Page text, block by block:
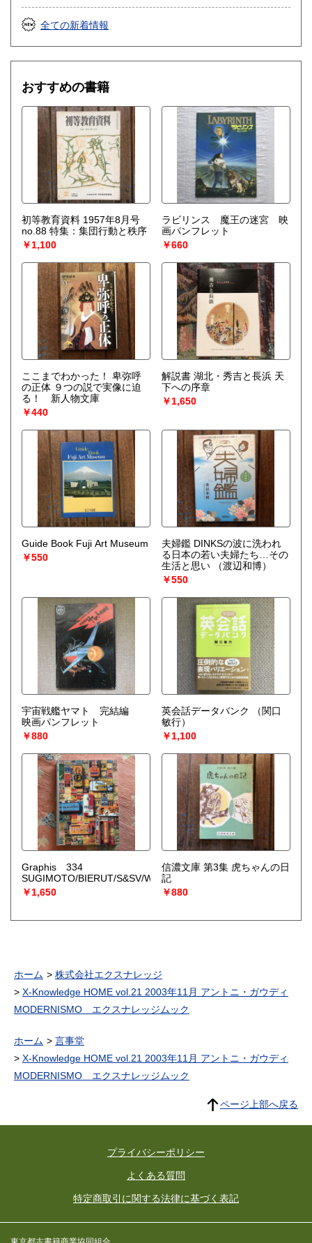
全ての新着情報
おすすめの書籍
初等教育資料 1957年8月号
no.88 特集：集団行動と秩序
￥1,100
ラビリンス 魔王の迷宮 映
画パンフレット
￥660
ここまでわかった！ 卑弥呼
の正体 ９つの説で実像に迫
る！ 新人物文庫
￥440
解説書 湖北・秀吉と長浜 天
下への序章
￥1,650
Guide Book Fuji Art Museum
￥550
夫婦鑑 DINKSの波に洗われ
る日本の若い夫婦たち…その
生活と思い
（渡辺和博）
￥550
宇宙戦艦ヤマト 完結編
映画パンフレット
￥880
英会話データバンク
（関口
敏行）
￥1,100
Graphis 334
SUGIMOTO/BIERUT/S&SV/WATANABE/PIANO/MCLEAN/
￥1,650
信濃文庫 第3集 虎ちゃんの日
記
￥880
ホーム
株式会社エクスナレッジ
X-Knowledge HOME vol.21 2003年11月 アントニ・ガウディ
MODERNISMO エクスナレッジムック
ホーム
言事堂
X-Knowledge HOME vol.21 2003年11月 アントニ・ガウディ
MODERNISMO エクスナレッジムック
ページ上部へ戻る
プライバシーポリシー
よくある質問
特定商取引に関する法律に基づく表記